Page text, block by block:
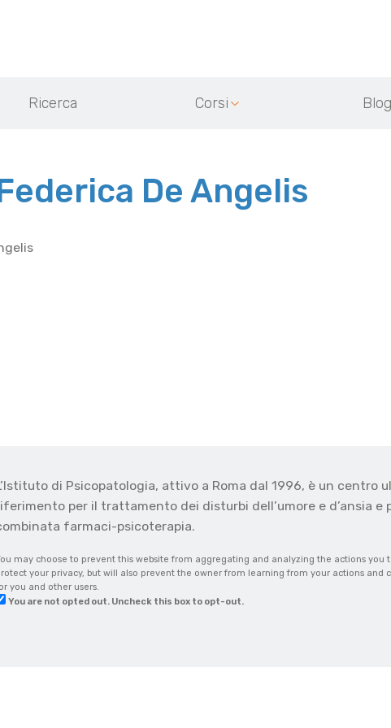
Ricerca Corsi Blog
De Angelis
di Psicopatologia, attivo a Roma dal 1996, è un centro
per il trattamento dei disturbi dell’umore e d’ansia e
farmaci-psicoterapia.
may choose to prevent this website from aggregating and analyzing the actions you
your privacy, but will also prevent the owner from learning from your actions and
you and other users.
You are not opted out. Uncheck this box to opt-out.